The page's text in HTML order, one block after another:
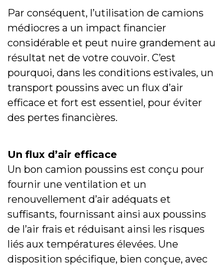
Par conséquent, l’utilisation de camions
médiocres a un impact financier
considérable et peut nuire grandement au
résultat net de votre couvoir. C’est
pourquoi, dans les conditions estivales, un
transport poussins avec un flux d’air
efficace et fort est essentiel, pour éviter
des pertes financières.
Un flux d’air efficace
Un bon camion poussins est conçu pour
fournir une ventilation et un
renouvellement d’air adéquats et
suffisants, fournissant ainsi aux poussins
de l’air frais et réduisant ainsi les risques
liés aux températures élevées. Une
disposition spécifique, bien conçue, avec